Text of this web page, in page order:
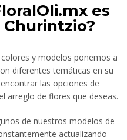
es
y modelos ponemos a
diferentes temáticas en su
las opciones de
arreglo de flores que deseas.
de nuestros modelos de
actualizando